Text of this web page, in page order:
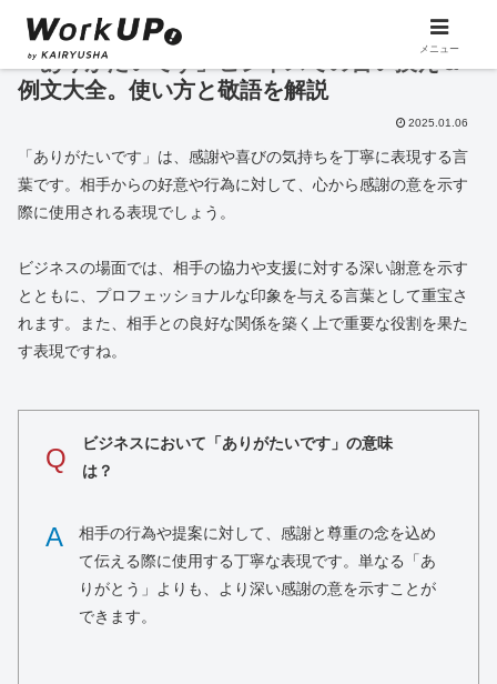
「ありがたいです」ビジネスでの言い換え＆
例文大全。使い方と敬語を解説
2025.01.06
「ありがたいです」は、感謝や喜びの気持ちを丁寧に表現する言
葉です。相手からの好意や行為に対して、心から感謝の意を示す
際に使用される表現でしょう。
ビジネスの場面では、相手の協力や支援に対する深い謝意を示す
とともに、プロフェッショナルな印象を与える言葉として重宝さ
れます。また、相手との良好な関係を築く上で重要な役割を果た
す表現ですね。
Q
ビジネスにおいて「ありがたいです」の意味
は？
A
相手の行為や提案に対して、感謝と尊重の念を込め
て伝える際に使用する丁寧な表現です。単なる「あ
りがとう」よりも、より深い感謝の意を示すことが
できます。
メニュー